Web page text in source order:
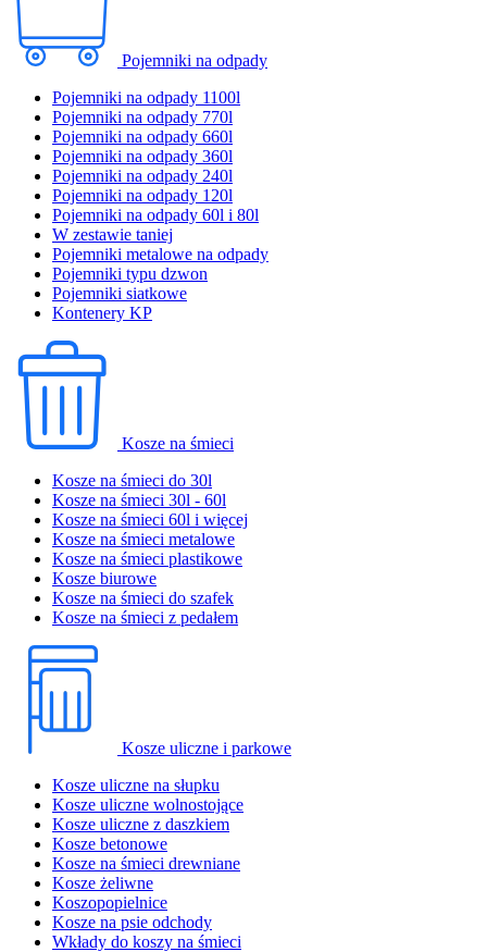
Pojemniki na odpady
Pojemniki na odpady 1100l
Pojemniki na odpady 770l
Pojemniki na odpady 660l
Pojemniki na odpady 360l
Pojemniki na odpady 240l
Pojemniki na odpady 120l
Pojemniki na odpady 60l i 80l
W zestawie taniej
Pojemniki metalowe na odpady
Pojemniki typu dzwon
Pojemniki siatkowe
Kontenery KP
Kosze na śmieci
Kosze na śmieci do 30l
Kosze na śmieci 30l - 60l
Kosze na śmieci 60l i więcej
Kosze na śmieci metalowe
Kosze na śmieci plastikowe
Kosze biurowe
Kosze na śmieci do szafek
Kosze na śmieci z pedałem
Kosze uliczne i parkowe
Kosze uliczne na słupku
Kosze uliczne wolnostojące
Kosze uliczne z daszkiem
Kosze betonowe
Kosze na śmieci drewniane
Kosze żeliwne
Koszopopielnice
Kosze na psie odchody
Wkłady do koszy na śmieci